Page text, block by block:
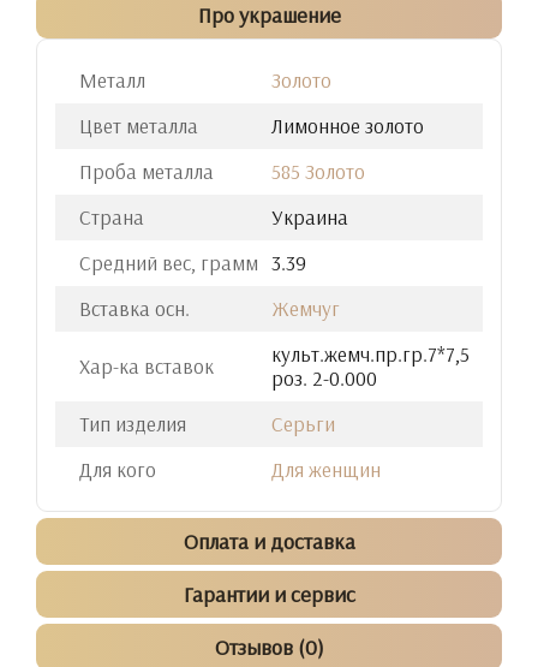
Про украшение
Металл
Золото
Цвет металла
Лимонное золото
Проба металла
585 Золото
Страна
Украина
Средний вес, грамм 3.39
Вставка осн.
Жемчуг
Хар-ка вставок
культ.жемч.пр.гр.7*7,5
роз. 2-0.000
Тип изделия
Серьги
Для кого
Для женщин
Оплата и доставка
Гарантии и сервис
Отзывов (0)